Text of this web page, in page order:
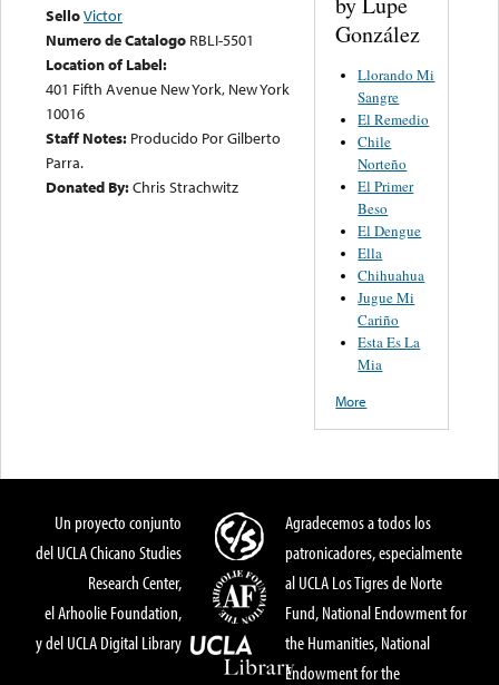
SelloVictor
Numero de Catalogo RBLI-5501
Location of Label:
401 Fifth Avenue New York, New York
10016
Staff Notes: Producido Por Gilberto
Parra.
Donated By:Chris Strachwitz
González
Llorando Mi
Sangre
El Remedio
Chile
Norteño
El Primer
Beso
El Dengue
Ella
Chihuahua
Jugue Mi
Cariño
Esta Es La
Mia
More
Un proyecto conjunto
del UCLA Chicano Studies
Research Center,
el Arhoolie Foundation,
y del UCLA Digital Library
Agradecemos a todos los
patronicadores, especialmente
al UCLA Los Tigres de Norte
Fund, National Endowment for
the Humanities, National
Endowment for the